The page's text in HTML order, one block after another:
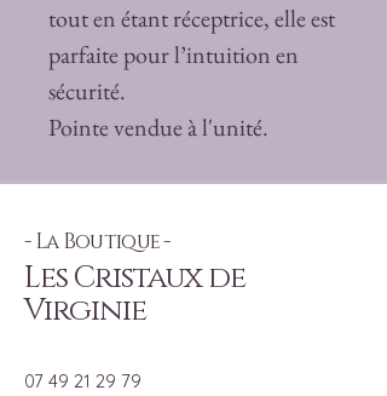
tout en étant réceptrice, elle est
parfaite pour l’intuition en
sécurité.
Pointe vendue à l'unité.
- La Boutique -
Les Cristaux de
Virginie
07 49 21 29 79